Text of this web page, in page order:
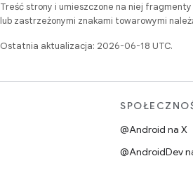
Treść strony i umieszczone na niej
lub zastrzeżonymi znakami towarowymi
Ostatnia aktualizacja: 2026-06-18 UTC.
@Android na X
@AndroidDev